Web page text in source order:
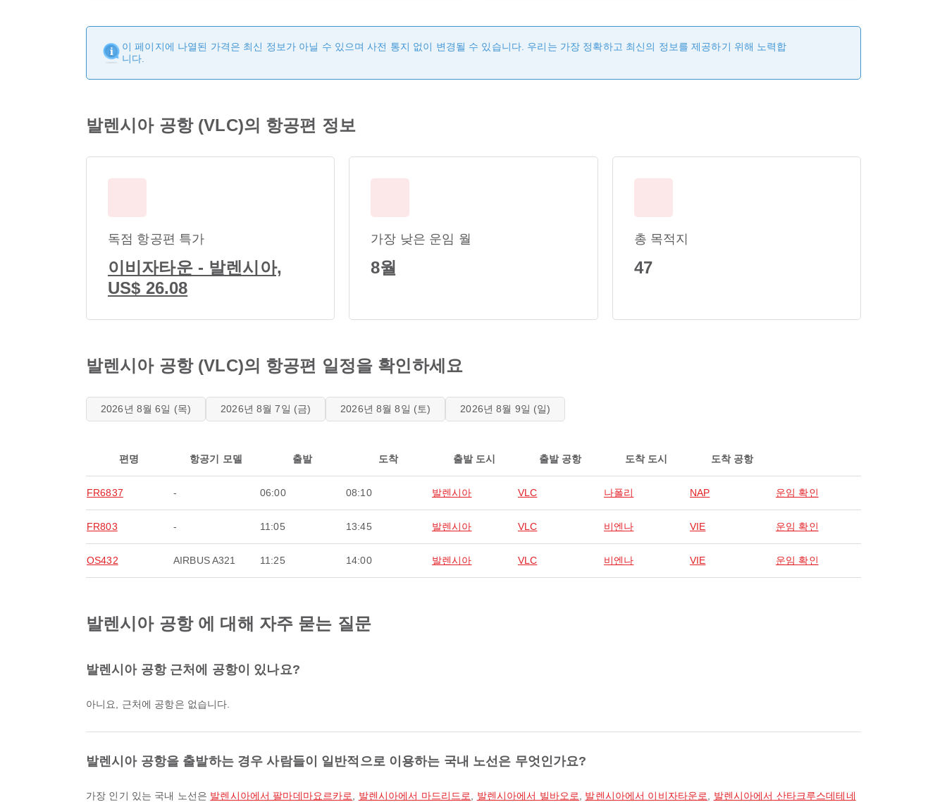
이 페이지에 나열된 가격은 최신 정보가 아닐 수 있으며 사전 통지 없이 변경될 수 있습니다. 우리는 가장 정확하고 최신의 정보를 제공하기 위해 노력합
니다.
발렌시아 공항 (VLC)의 항공편 정보
독점 항공편 특가
이비자타운 - 발렌시아,
US$ 26.08
가장 낮은 운임 월
8월
총 목적지
47
발렌시아 공항 (VLC)의 항공편 일정을 확인하세요
2026년 8월 6일 (목) 2026년 8월 7일 (금) 2026년 8월 8일 (토) 2026년 8월 9일 (일)
편명 항공기 모델 출발 도착 출발 도시 출발 공항 도착 도시 도착 공항
FR6837 - 06:00 08:10 발렌시아 VLC 나폴리 NAP 운임 확인
FR803 - 11:05 13:45 발렌시아 VLC 비엔나 VIE 운임 확인
OS432 AIRBUS A321 11:25 14:00 발렌시아 VLC 비엔나 VIE 운임 확인
발렌시아 공항 에 대해 자주 묻는 질문
발렌시아 공항 근처에 공항이 있나요?
아니요, 근처에 공항은 없습니다.
발렌시아 공항을 출발하는 경우 사람들이 일반적으로 이용하는 국내 노선은 무엇인가요?
가장 인기 있는 국내 노선은 발렌시아에서 팔마데마요르카로 발렌시아에서 마드리드로 발렌시아에서 빌바오로 발렌시아에서 이비자타운로 발렌시아에서 산타크루스데테네